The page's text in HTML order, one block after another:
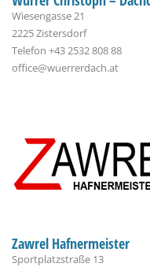
Wiesengasse 21
2225 Zistersdorf
Telefon +43 2532 808 88
office@wuerrerdach.at
Zawrel Hafnermeister
Sportplatzstraße 13